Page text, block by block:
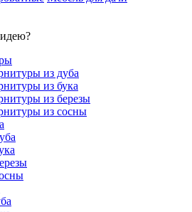
из дуба
из бука
из березы
из сосны